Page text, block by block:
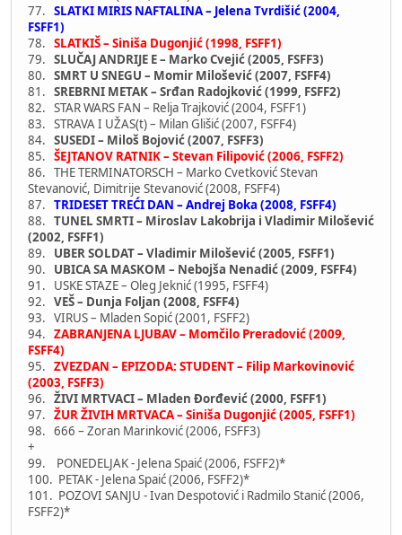
77. SLATKI MIRIS NAFTALINA – Jelena Tvrdišić (2004,
FSFF1)
78. SLATKIŠ – Siniša Dugonjić (1998, FSFF1)
79. SLUČAJ ANDRIJE E – Marko Cvejić (2005, FSFF3)
80. SMRT U SNEGU – Momir Milošević (2007, FSFF4)
81. SREBRNI METAK – Srđan Radojković (1999, FSFF2)
82. STAR WARS FAN – Relja Trajković (2004, FSFF1)
83. STRAVA I UŽAS(t) – Milan Glišić (2007, FSFF4)
84. SUSEDI – Miloš Bojović (2007, FSFF3)
85. ŠEJTANOV RATNIK – Stevan Filipović (2006, FSFF2)
86. THE TERMINATORSCH – Marko Cvetković Stevan
Stevanović, Dimitrije Stevanović (2008, FSFF4)
87. TRIDESET TREĆI DAN – Andrej Boka (2008, FSFF4)
88. TUNEL SMRTI – Miroslav Lakobrija i Vladimir Milošević
(2002, FSFF1)
89. UBER SOLDAT – Vladimir Milošević (2005, FSFF1)
90. UBICA SA MASKOM – Nebojša Nenadić (2009, FSFF4)
91. USKE STAZE – Oleg Jeknić (1995, FSFF4)
92. VEŠ – Dunja Foljan (2008, FSFF4)
93. VIRUS – Mladen Sopić (2001, FSFF2)
94. ZABRANJENA LJUBAV – Momčilo Preradović (2009,
FSFF4)
95. ZVEZDAN – EPIZODA: STUDENT – Filip Markovinović
(2003, FSFF3)
96. ŽIVI MRTVACI – Mladen Đorđević (2000, FSFF1)
97. ŽUR ŽIVIH MRTVACA – Siniša Dugonjić (2005, FSFF1)
98. 666 – Zoran Marinković (2006, FSFF3)
+
99. PONEDELJAK - Jelena Spaić (2006, FSFF2)*
100. PETAK - Jelena Spaić (2006, FSFF2)*
101. POZOVI SANJU - Ivan Despotović i Radmilo Stanić (2006,
FSFF2)*